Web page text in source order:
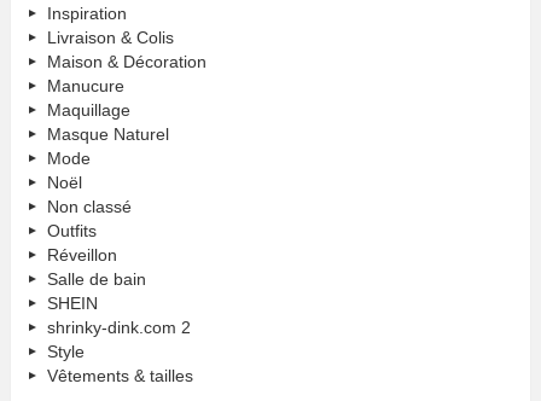
Inspiration
Livraison & Colis
Maison & Décoration
Manucure
Maquillage
Masque Naturel
Mode
Noël
Non classé
Outfits
Réveillon
Salle de bain
SHEIN
shrinky-dink.com 2
Style
Vêtements & tailles